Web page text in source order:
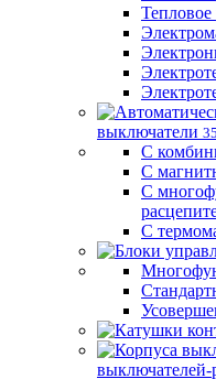
Тепловое
выключатели
С
С
С
С
выключателей-